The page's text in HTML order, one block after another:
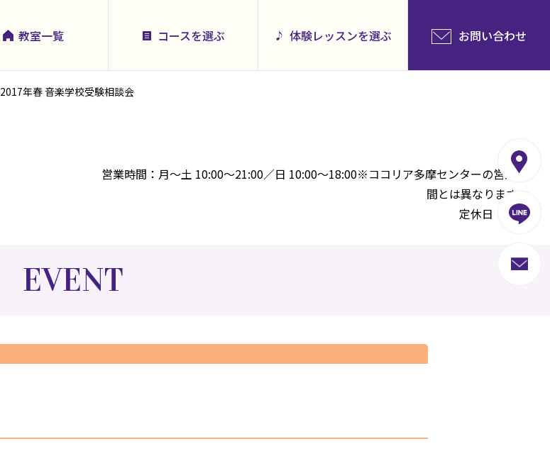
教室一覧 コースを選ぶ 体験レッスンを選ぶ お問い合わせ
2017年春 音楽学校受験相談会
営業時間：月～土 10:00～21:00／日 10:00～18:00※ココリア多摩センターの営業時
間とは異なります。
定休日：祝日
EVENT